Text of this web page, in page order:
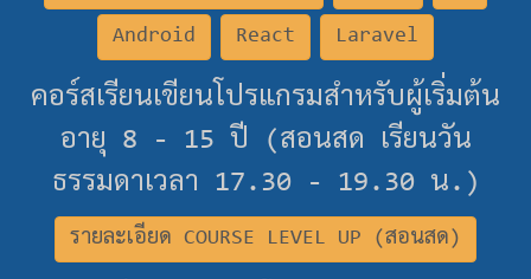
Android React Laravel
คอร์สเรียนเขียนโปรแกรมสำหรับผู้เริ่มต้น
อายุ 8 - 15 ปี (สอนสด เรียนวัน
ธรรมดาเวลา 17.30 - 19.30 น.)
รายละเอียด COURSE LEVEL UP (สอนสด)